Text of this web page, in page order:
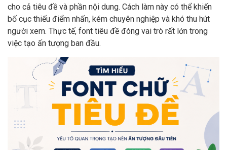
cho cả tiêu đề và phần nội dung. Cách làm này có thể khiến
bố cục thiếu điểm nhấn, kém chuyên nghiệp và khó thu hút
người xem. Thực tế, font tiêu đề đóng vai trò rất lớn trong
việc tạo ấn tượng ban đầu.